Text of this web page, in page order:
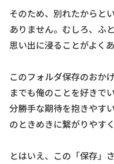
そのため、別れたからと
ありません。むしろ、ふ
思い出に浸ることがよくあ
このフォルダ保存のおか
までも俺のことを好きで
分勝手な期待を抱きやす
のときめきに繋がりやす
とはいえ、この「保存」